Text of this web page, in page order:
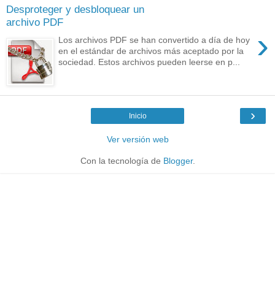
Desproteger y desbloquear un
archivo PDF
›
Los archivos PDF se han convertido a día de hoy
en el estándar de archivos más aceptado por la
sociedad. Estos archivos pueden leerse en p...
›
Inicio
Ver versión web
Con la tecnología de Blogger.